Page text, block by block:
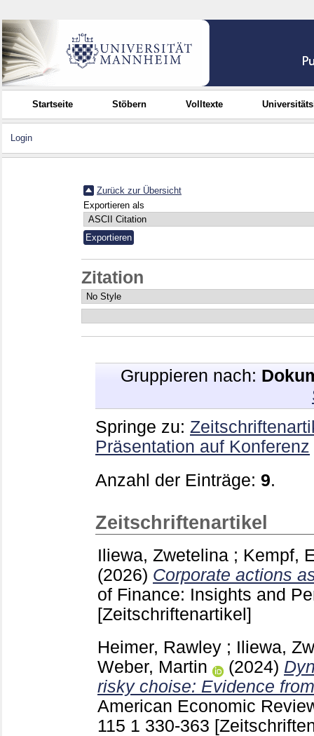
Startseite Stöbern Volltexte
Login
Zurück zur Übersicht
Exportieren als
Zitation
Gruppieren nach:
Springe zu:
Präsentation auf Konferenz
Anzahl der Einträge: 9.
Zeitschriftenartikel
Iliewa, Zwetelina ; Kempf,
(2026) Corporate actions
of Finance: Insights and
[Zeitschriftenartikel]
Heimer, Rawley ; Iliewa,
Weber, Martin
(2024)
risky choise: Evidence
American Economic
115 1 330-363